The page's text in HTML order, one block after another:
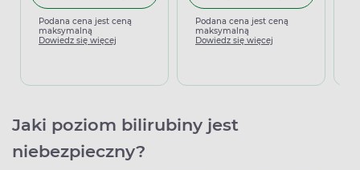
Podana cena jest ceną
maksymalną
Dowiedz się więcej
Podana cena jest ceną
maksymalną
Dowiedz się więcej
Jaki poziom bilirubiny jest
niebezpieczny?